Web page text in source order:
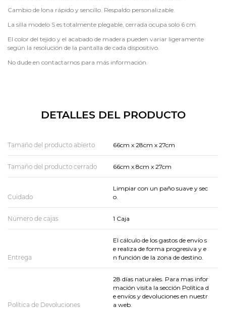
Cambio de lona rápido y sencillo. Respaldo personalizable.
La silla modelo S es totalmente plegable, cerrada ocupa solo 6 cm.
El color del tejido y el acabado de madera pueden variar ligeramente
según la resolución de la pantalla de cada dispositivo.
No dude en contactarnos para más información.
DETALLES DEL PRODUCTO
Tamaño del producto abierto 66cm x 28cm x 27cm
Tamaño del producto cerrado 66cm x 8cm x 27cm
Cuidado
Limpiar con un paño suave y sec
o.
Número de cajas 1 Caja
Entrega
El cálculo de los gastos de envío s
e realiza de forma progresiva y e
n función de la zona de destino.
Política de Devoluciones
28 días naturales. Para mas infor
mación visita la sección Política d
e envíos y devoluciones en nuestr
a web.